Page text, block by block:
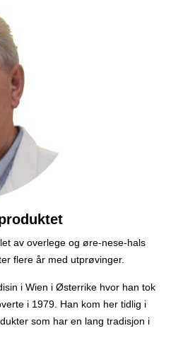
av overlege og øre-nese-hals
flere år med utprøvinger.
i Wien i Østerrike hvor han tok
i 1979. Han kom her tidlig i
som har en lang tradisjon i